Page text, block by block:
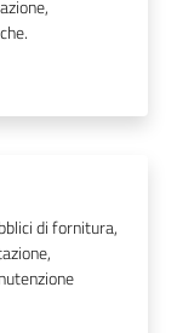
di fornitura,